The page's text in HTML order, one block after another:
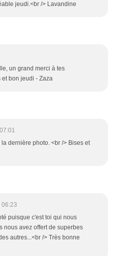
jeudi.<br /> Lavandine
un grand merci à tes
et bon jeudi - Zaza
dernière photo. <br /> Bises et
06:23
puisque c'est toi qui nous
nous avez offert de superbes
autres...<br /> Très bonne